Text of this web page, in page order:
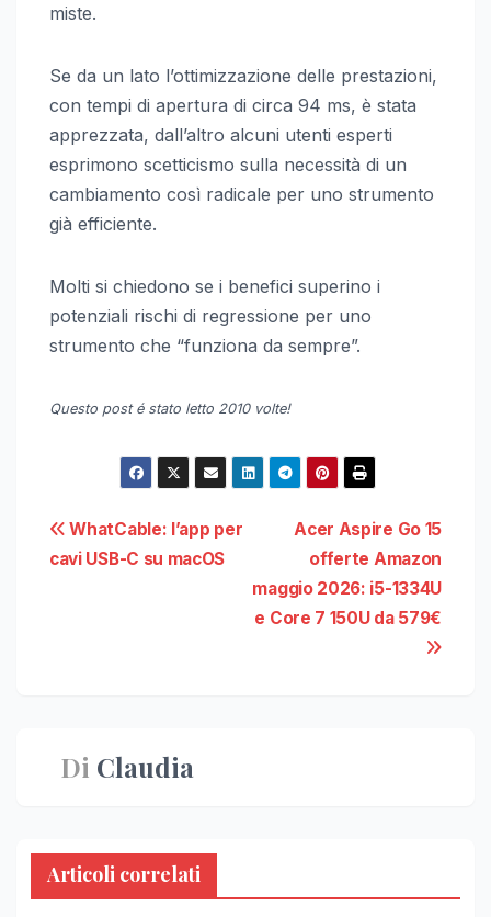
miste.
Se da un lato l’ottimizzazione delle prestazioni,
con tempi di apertura di circa 94 ms, è stata
apprezzata, dall’altro alcuni utenti esperti
esprimono scetticismo sulla necessità di un
cambiamento così radicale per uno strumento
già efficiente.
Molti si chiedono se i benefici superino i
potenziali rischi di regressione per uno
strumento che “funziona da sempre”.
Questo post é stato letto 2010 volte!
Navigazione
articoli
Acer Aspire Go 15
offerte Amazon
maggio 2026: i5-1334U
e Core 7 150U da 579€
WhatCable: l’app per
cavi USB-C su macOS
Di Claudia
Articoli correlati